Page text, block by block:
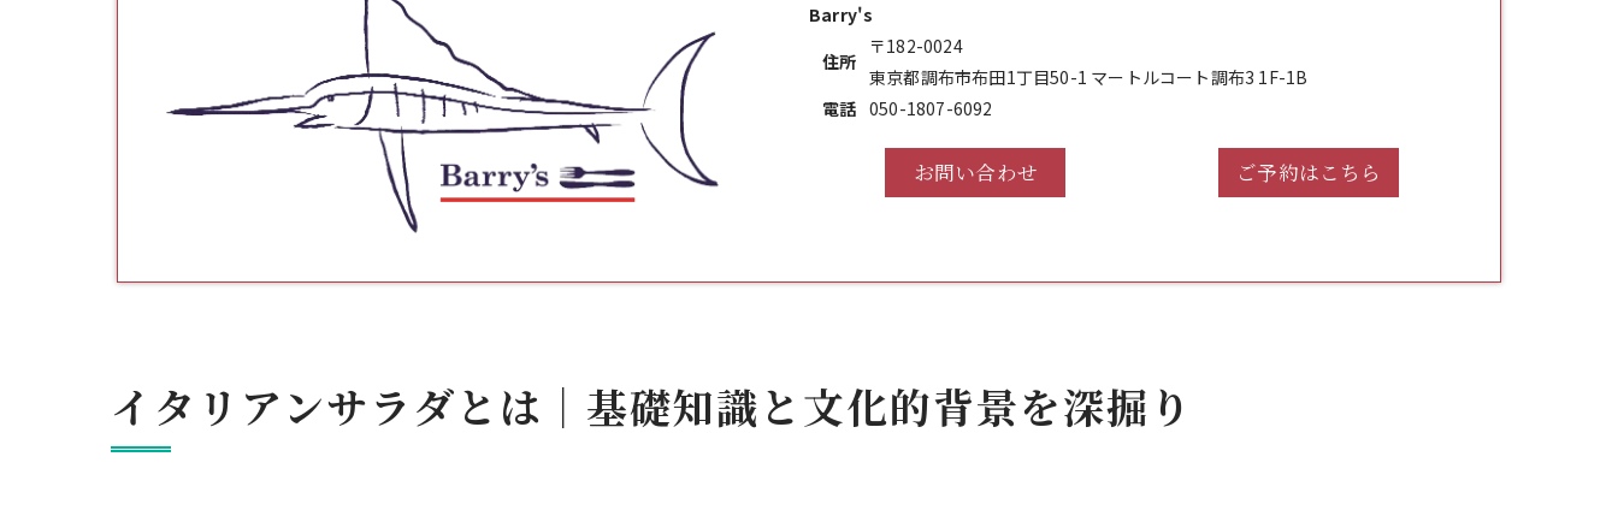
Barry's
住所
〒182-0024
東京都調布市布田1丁目50-1 マートルコート調布3 1F-1B
電話 050-1807-6092
お問い合わせ ご予約はこちら
イタリアンサラダとは｜基礎知識と文化的背景を深掘り